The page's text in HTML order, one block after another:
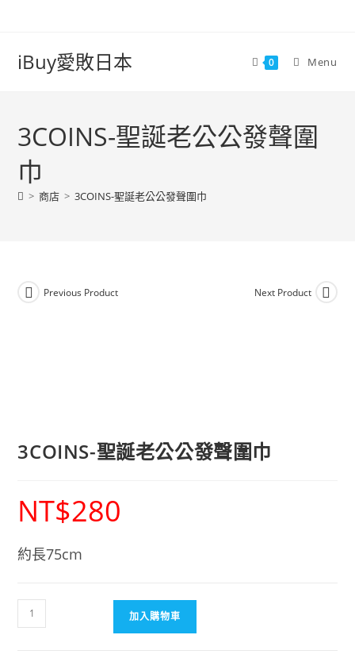
iBuy愛敗日本 0 Menu
3COINS-聖誕老公公發聲圍
巾
> 商店 > 3COINS-聖誕老公公發聲圍巾
Previous Product Next Product
3COINS-聖誕老公公發聲圍巾
NT$280
約長75cm
加入購物車